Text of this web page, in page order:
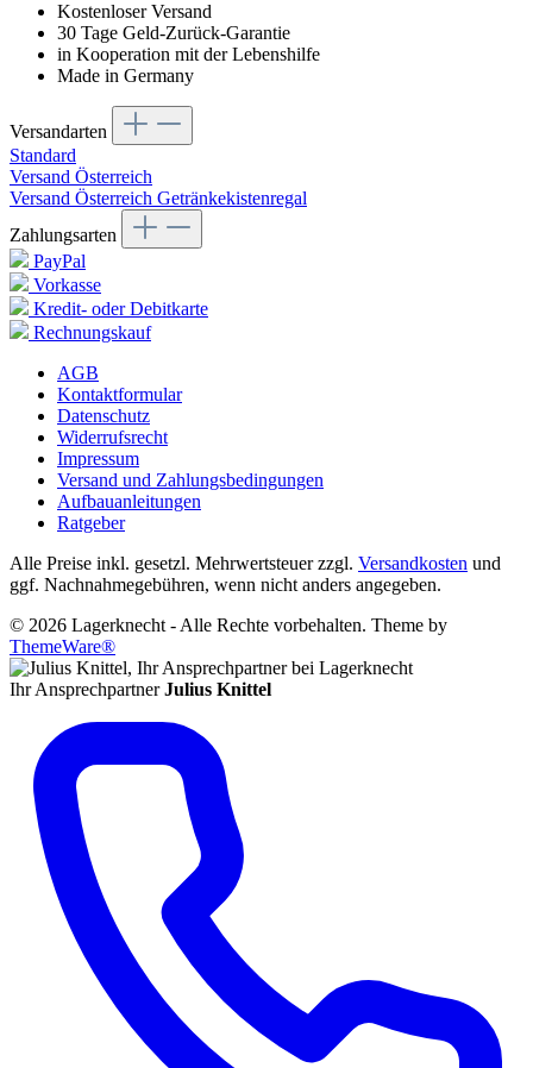
Kostenloser Versand
30 Tage Geld-Zurück-Garantie
in Kooperation mit der Lebenshilfe
Made in Germany
Versandarten
Standard
Versand Österreich
Versand Österreich Getränkekistenregal
Zahlungsarten
PayPal
Vorkasse
Kredit- oder Debitkarte
Rechnungskauf
AGB
Kontaktformular
Datenschutz
Widerrufsrecht
Impressum
Versand und Zahlungsbedingungen
Aufbauanleitungen
Ratgeber
Alle Preise inkl. gesetzl. Mehrwertsteuer zzgl. Versandkosten und
ggf. Nachnahmegebühren, wenn nicht anders angegeben.
© 2026 Lagerknecht - Alle Rechte vorbehalten. Theme by
ThemeWare®
Ihr Ansprechpartner Julius Knittel